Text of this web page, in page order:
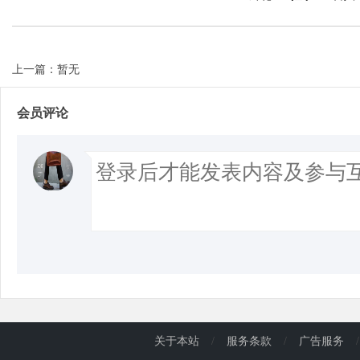
上一篇：暂无
会员评论
关于本站 / 服务条款 / 广告服务 /